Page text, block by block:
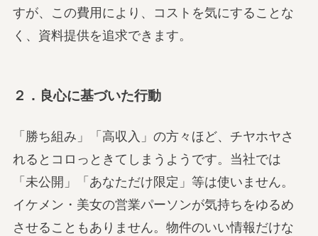
すが、この費用により、コストを気にすることな
く、資料提供を追求できます。
２．良心に基づいた行動
「勝ち組み」「高収入」の方々ほど、チヤホヤさ
れるとコロっときてしまうようです。当社では
「未公開」「あなただけ限定」等は使いません。
イケメン・美女の営業パーソンが気持ちをゆるめ
させることもありません。物件のいい情報だけな